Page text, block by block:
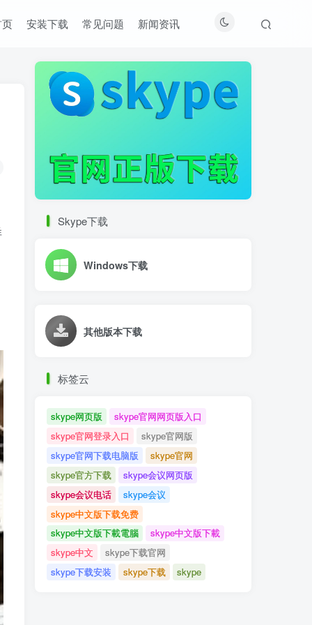
安装下载 常见问题 新闻资讯
Skype下载
Windows下载
其他版本下载
标签云
skype网页版
skype官网网页版入口
skype官网登录入口
skype官网版
skype官网下载电脑版
skype官网
skype官方下载
skype会议网页版
skype会议电话
skype会议
skype中文版下载免费
skype中文版下載電腦
skype中文版下載
skype中文
skype下载官网
skype下载安装
skype下载 skype